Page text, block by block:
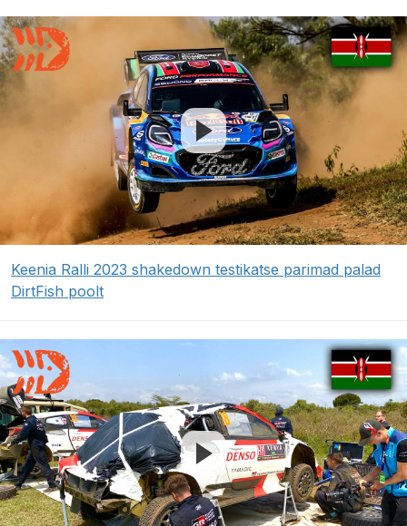
Keenia Ralli 2023 shakedown testikatse parimad palad
DirtFish poolt